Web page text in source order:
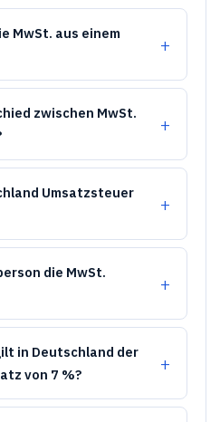
MwSt. aus einem
zwischen MwSt.
Umsatzsteuer
die MwSt.
in Deutschland der
von 7 %?